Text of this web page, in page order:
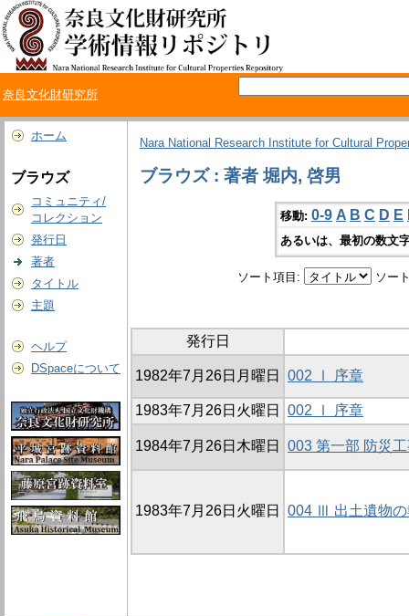
奈良文化財研究所
ホーム
ブラウズ
コミュニティ/
コレクション
発行日
著者
タイトル
主題
ヘルプ
DSpaceについて
Nara National Research Institute for Cultural
ブラウズ : 著者 堀内, 啓男
移動: 0-9 A B C D E
あるいは、最初の数文
ソート項目: ソー
発行日
1982年7月26日月曜日 002 Ⅰ 序章
1983年7月26日火曜日 002 Ⅰ 序章
1984年7月26日木曜日 003 第一部 防災
1983年7月26日火曜日 004 Ⅲ 出土遺物の